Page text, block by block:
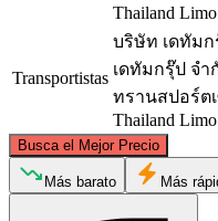
Thailand
Transportistas
บริษัท เดทัมก
เดทัมกรุ๊ป จำ
ทรานสปอร์ตเ
Thailand
Busca el Mejor Precio
Más barato Más